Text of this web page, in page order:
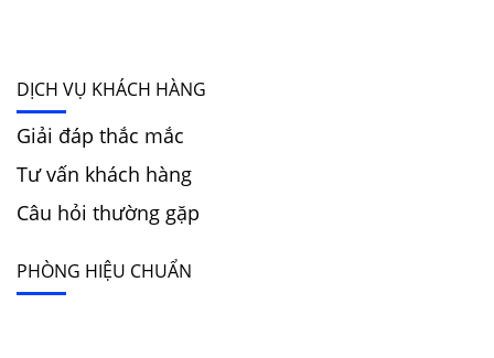
DỊCH VỤ KHÁCH HÀNG
Giải đáp thắc mắc
Tư vấn khách hàng
Câu hỏi thường gặp
PHÒNG HIỆU CHUẨN